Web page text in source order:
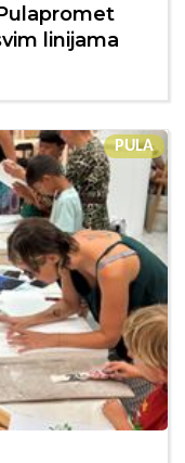
linijama
PULA